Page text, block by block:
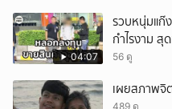
04:07
รวบหนุ่มแก๊
กำไรงาม
แสนบาท ยัง
56 ดู
เผยสภาพจิ
489 ดู